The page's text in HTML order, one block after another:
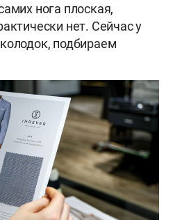
нога плоская,
нет. Сейчас у
подбираем